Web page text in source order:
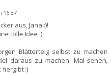
16:37
aus, Jana :)!
tolle Idee :)
Blätterteig selbst zu machen
daraus zu machen. Mal sehen,
:)